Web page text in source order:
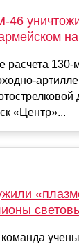
46
расчета 130-
«Центр»...